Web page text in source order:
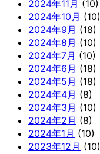
2024年11月 (10)
2024年10月 (10)
2024年9月 (18)
2024年8月 (10)
2024年7月 (10)
2024年6月 (18)
2024年5月 (18)
2024年4月 (8)
2024年3月 (10)
2024年2月 (8)
2024年1月 (10)
2023年12月 (10)